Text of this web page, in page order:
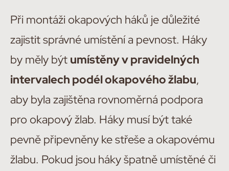
Při montáži okapových háků je důležité
zajistit správné umístění a pevnost. Háky
by měly být umístěny v pravidelných
intervalech podél okapového žlabu,
aby byla zajištěna rovnoměrná podpora
pro okapový žlab. Háky musí být také
pevně připevněny ke střeše a okapovému
žlabu. Pokud jsou háky špatně umístěné či